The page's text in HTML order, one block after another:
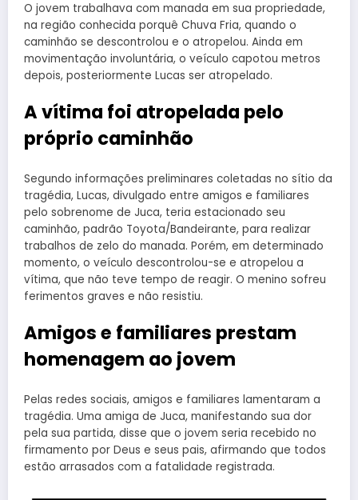
O jovem trabalhava com manada em sua propriedade,
na região conhecida porquê Chuva Fria, quando o
caminhão se descontrolou e o atropelou. Ainda em
movimentação involuntária, o veículo capotou metros
depois, posteriormente Lucas ser atropelado.
A vítima foi atropelada pelo
próprio caminhão
Segundo informações preliminares coletadas no sítio da
tragédia, Lucas, divulgado entre amigos e familiares
pelo sobrenome de Juca, teria estacionado seu
caminhão, padrão Toyota/Bandeirante, para realizar
trabalhos de zelo do manada. Porém, em determinado
momento, o veículo descontrolou-se e atropelou a
vítima, que não teve tempo de reagir. O menino sofreu
ferimentos graves e não resistiu.
Amigos e familiares prestam
homenagem ao jovem
Pelas redes sociais, amigos e familiares lamentaram a
tragédia. Uma amiga de Juca, manifestando sua dor
pela sua partida, disse que o jovem seria recebido no
firmamento por Deus e seus pais, afirmando que todos
estão arrasados ​​com a fatalidade registrada.